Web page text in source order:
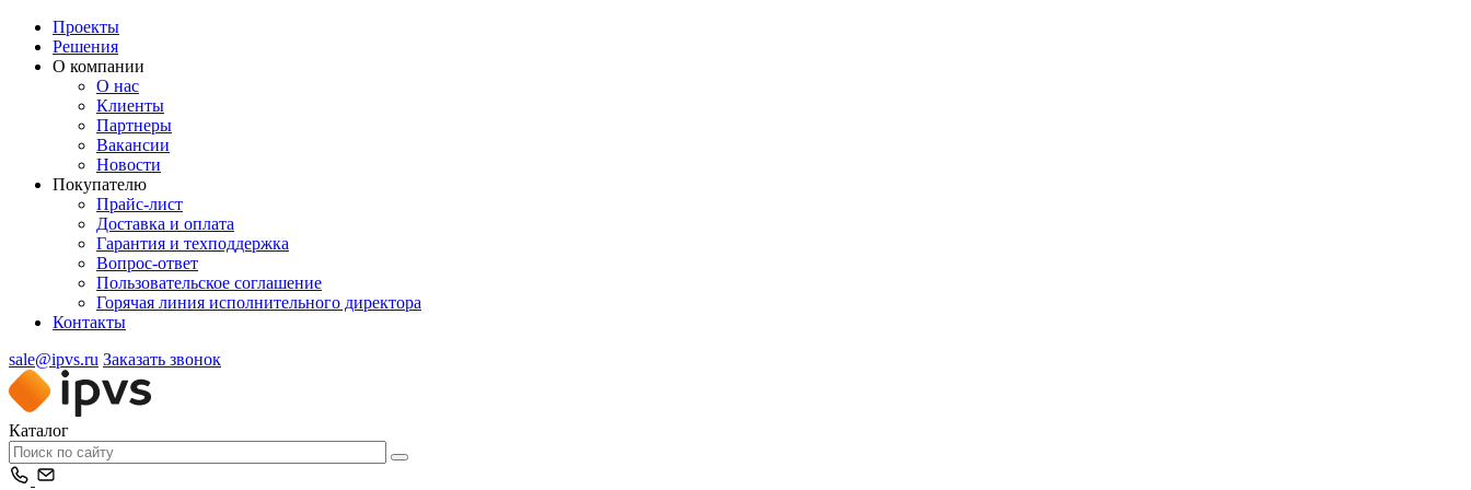
Проекты
Решения
О компании
О нас
Клиенты
Партнеры
Вакансии
Новости
Покупателю
Прайс-лист
Доставка и оплата
Гарантия и техподдержка
Вопрос-ответ
Пользовательское соглашение
Горячая линия исполнительного директора
Контакты
sale@ipvs.ru Заказать звонок
Каталог